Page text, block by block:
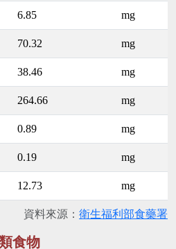
6.85 mg
70.32 mg
38.46 mg
264.66 mg
0.89 mg
0.19 mg
12.73 mg
資料來源： 衛生福利部食藥署
食物